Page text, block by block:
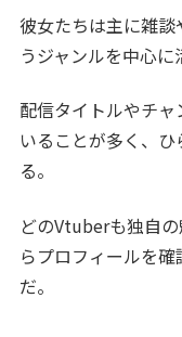
彼女たちは主に雑
うジャンルを中心に
配信タイトルやチ
いることが多く、
る。
どのVtuberも独自
らプロフィールを
だ。